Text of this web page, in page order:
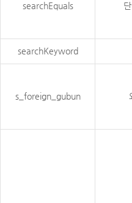
searchEquals
searchKeyword
s_foreign_gubun